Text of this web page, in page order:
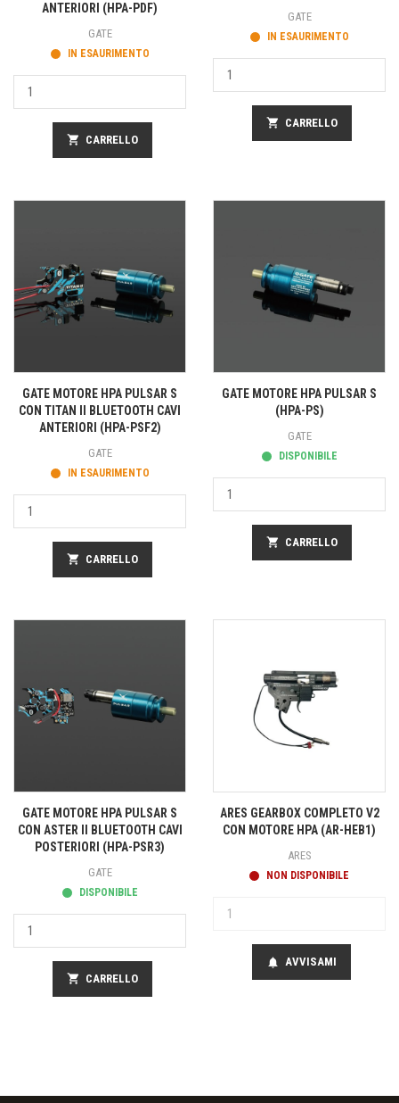
ANTERIORI (HPA-PDF)
GATE
IN ESAURIMENTO
shopping_cart CARRELLO
GATE
IN ESAURIMENTO
shopping_cart CARRELLO
GATE MOTORE HPA PULSAR S
CON TITAN II BLUETOOTH CAVI
ANTERIORI (HPA-PSF2)
GATE
IN ESAURIMENTO
shopping_cart CARRELLO
GATE MOTORE HPA PULSAR S
(HPA-PS)
GATE
DISPONIBILE
shopping_cart CARRELLO
GATE MOTORE HPA PULSAR S
CON ASTER II BLUETOOTH CAVI
POSTERIORI (HPA-PSR3)
GATE
DISPONIBILE
shopping_cart CARRELLO
ARES GEARBOX COMPLETO V2
CON MOTORE HPA (AR-HEB1)
ARES
NON DISPONIBILE
notifications AVVISAMI